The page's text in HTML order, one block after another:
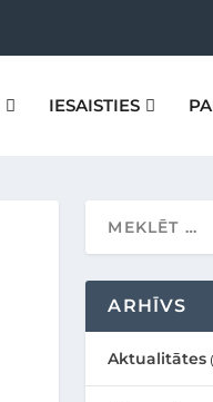
IESAISTIES
ARHĪVS
Aktualitātes